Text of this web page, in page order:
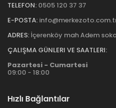
TELEFON: 0505 120 37 37
E-POSTA:
ADRES: İçerenköy mah Adem
ÇALIŞMA GÜNLERI VE SAATLERI:
Pazartesi - Cumartesi
09:00 - 18:00
Hızlı Bağlantılar